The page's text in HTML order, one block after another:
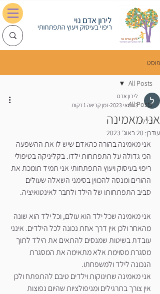
0548028702
פוסט
All Posts
כללי
All Posts
אני מאמינה
לירון אדם
3 במאי 2023
זמן קריאה 1 דקות
עודכן: 20 באוג׳ 2023
אני מאמינה בהורה כהאדם שיש לו את ההשפעה
הכי גדולה על התפתחות ילדו. בקליניקה בטיפולי
ריפוי בעיסוק ויעוץ התפתחותי אני תמיד תומכת את
ההורים ומנסה להכווין בסימני השאלה שעולים
סביב התפתחותו של הילד ולחבר לאינטואיציה.
אני מאמינה שכל ילד הוא עולם, וכל ילד הוא שונה
מהאחר ולכן אין דרך אחת נכונה לכל הילדים. אינני
עובדת בשיטות שמנסים להתאים את הילד לתוך
מסגרת מסוימת אלא מתאימה את המסגרת
הנכונה לילד ולמשפחתו.
אני מאמינה שתינוקות וילדים טיבם להתפתח ולכן
אין צורך בתרגילים ומניפולציות שהיום נפוצות